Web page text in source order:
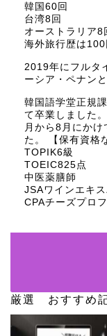
韓国60回
台湾8回
オーストラリア8
海外旅行歴は100
2019年にフルタ
ーシア・ペナン
韓国語学堂正規
て卒業しました
月から8月にか
た。 【保有資格
TOPIK6級
TOEIC825点
中医薬膳師
JSAワインエキス
CPAチーズプロ
厳選 おすすめ